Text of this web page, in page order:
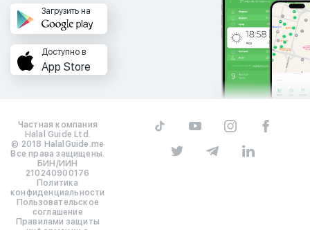
Загрузить на
Доступно в
App Store
Частная компания
Halal Guide Ltd.
© 2018 HalalGuide.me
Все права защищены.
БИН/ИИН
210240900176
Политика
конфиденциальности
Пользовательское
соглашение
Правилами защиты